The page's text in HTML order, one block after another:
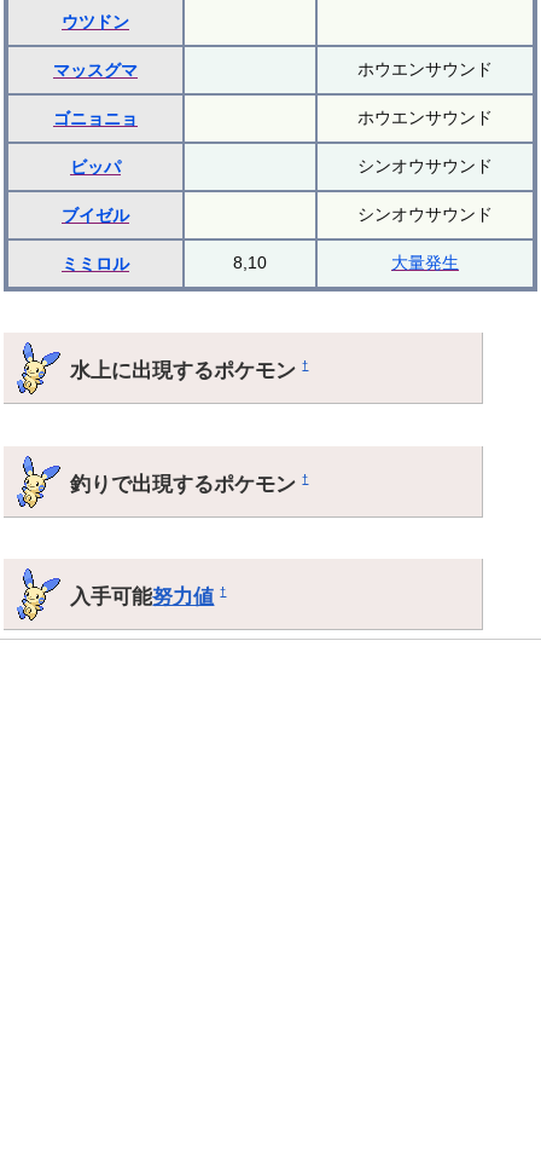
ウツドン
マッスグマ ホウエンサウンド
ゴニョニョ ホウエンサウンド
ビッパ シンオウサウンド
ブイゼル シンオウサウンド
ミミロル 8,10 大量発生
水上に出現するポケモン†
釣りで出現するポケモン†
入手可能努力値 †